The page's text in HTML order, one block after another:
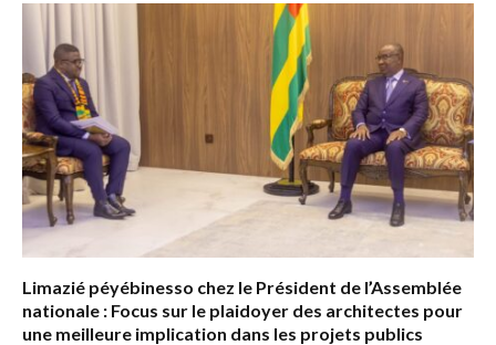
Limazié péyébinesso chez le Président de l’Assemblée
nationale : Focus sur le plaidoyer des architectes pour
une meilleure implication dans les projets publics